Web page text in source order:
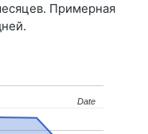
Примерная
Date
Date